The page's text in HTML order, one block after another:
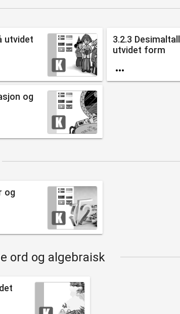
utvidet
3.2.3
utvidet form

og
og
ord og algebraisk